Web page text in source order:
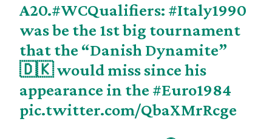
A20.#WCQualifiers: #Italy1990
was be the 1st big tournament
that the “Danish Dynamite”
🇩🇰 would miss since his
appearance in the #Euro1984
pic.twitter.com/QbaXMrRcge